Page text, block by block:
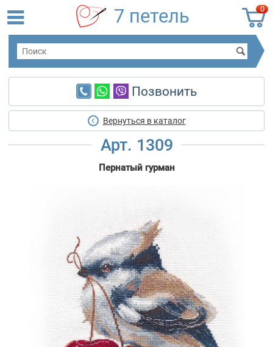
0
7 петель
Позвонить
Вернуться в каталог
Арт. 1309
Пернатый гурман